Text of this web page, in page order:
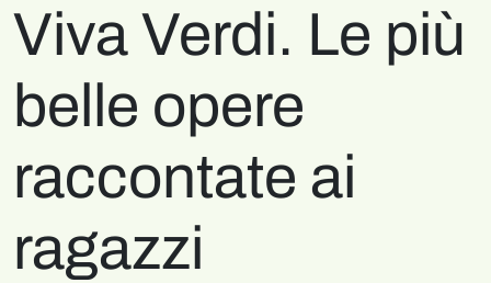
Viva Verdi. Le più
belle opere
raccontate ai
ragazzi